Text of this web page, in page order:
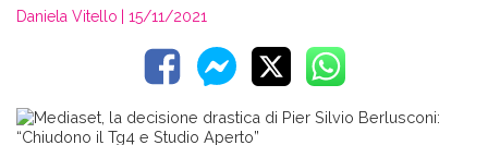
Daniela Vitello | 15/11/2021